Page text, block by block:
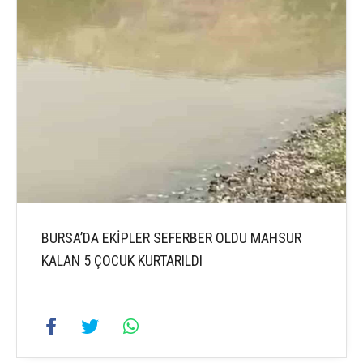
BURSA’DA EKİPLER SEFERBER OLDU MAHSUR
KALAN 5 ÇOCUK KURTARILDI